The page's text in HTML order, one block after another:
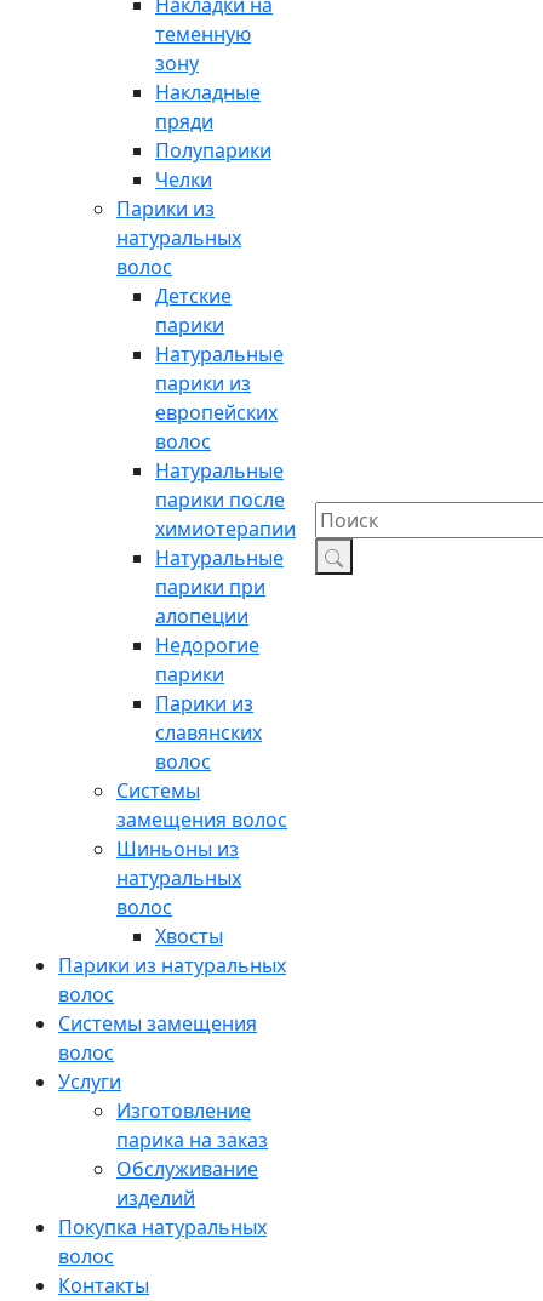
теменную
зону
Накладные
пряди
Полупарики
Челки
Парики из
натуральных
волос
Детские
парики
Натуральные
парики из
европейских
волос
Натуральные
парики после
химиотерапии
Натуральные
парики при
алопеции
Недорогие
парики
Парики из
славянских
волос
Системы
замещения волос
Шиньоны из
натуральных
волос
Хвосты
Парики из натуральных
волос
Системы замещения
волос
Услуги
Изготовление
парика на заказ
Обслуживание
изделий
Покупка натуральных
волос
Контакты